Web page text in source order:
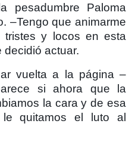
pesadumbre Paloma
–Tengo que animarme
tristes y locos en esta
actuar.
vuelta a la página –
si ahora que la
la cara y de esa
quitamos el luto al